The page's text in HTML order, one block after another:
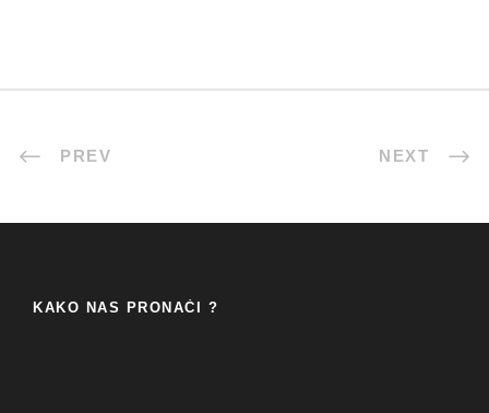
PREV NEXT
KAKO NAS PRONAĆI ?